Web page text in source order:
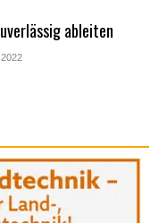
ableiten